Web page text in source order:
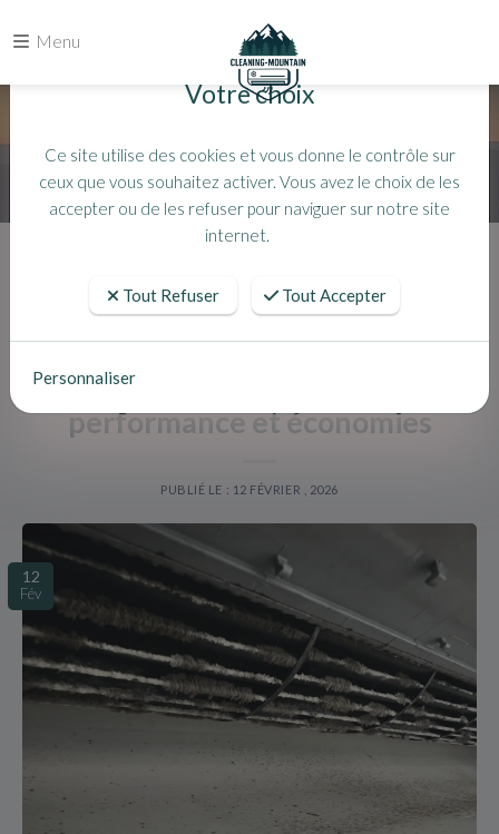
Menu
Nettoyage clim (06 & 83) : air sain,
performance et économies
PUBLIÉ LE : 12 FÉVRIER , 2026
12
Fév
Votre choix
Ce site utilise des cookies et vous donne le contrôle sur
ceux que vous souhaitez activer. Vous avez le choix de les
accepter ou de les refuser pour naviguer sur notre site
internet.
Tout Refuser Tout Accepter
Personnaliser